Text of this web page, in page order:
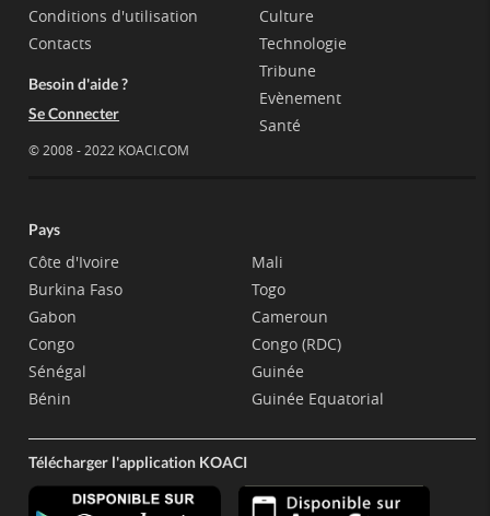
Conditions d'utilisation
Contacts
Besoin d'aide ?
Se Connecter
© 2008 - 2022 KOACI.COM
Culture
Technologie
Tribune
Evènement
Santé
Pays
Côte d'Ivoire
Burkina Faso
Gabon
Congo
Sénégal
Bénin
Mali
Togo
Cameroun
Congo (RDC)
Guinée
Guinée Equatorial
Télécharger l'application KOACI